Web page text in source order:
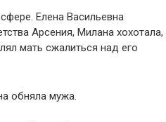
Елена Васильевна
Арсения, Милана хохотала,
мать сжалиться над его
обняла мужа.